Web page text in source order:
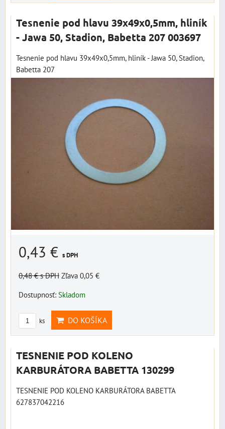
Tesnenie pod hlavu 39x49x0,5mm, hliník
- Jawa 50, Stadion, Babetta 207 003697
Tesnenie pod hlavu 39x49x0,5mm, hliník - Jawa 50, Stadion,
Babetta 207
0,43 € s DPH
0,48 €s DPH Zľava 0,05 €
Dostupnosť: Skladom
ks DO KOŠÍKA
TESNENIE POD KOLENO
KARBURÁTORA BABETTA 130299
TESNENIE POD KOLENO KARBURÁTORA BABETTA
627837042216